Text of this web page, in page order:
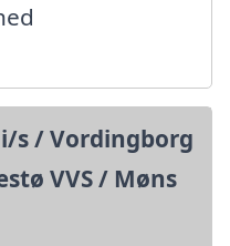
i/s / Vordingborg
VVS / Møns